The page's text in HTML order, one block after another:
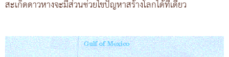
สะเก็ดดาวหางจะมีส่วนช่วยไขปัญหาสร้างโลกได้ทีเดียว